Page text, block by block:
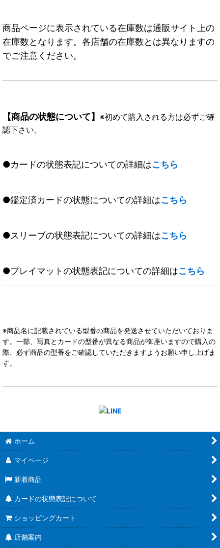
商品ページに表示されている在庫数は通販サイト上の
在庫数となります。各店舗の在庫数とは異なりますの
でご注意ください。
【商品の状態について】 ※初めて購入される方は必ずご確
認下さい。
●カードの状態表記についての詳細はこちら
●鑑定済カードの状態についての詳細はこちら
●スリーブの状態表記についての詳細はこちら
●プレイマットの状態表記についての詳細はこちら
※商品名に記載されている型番の商品を発送させていただいておりま
す。一部、写真とカードの型番が異なる商品が御座いますので購入の
際、必ず商品の型番をご確認していただきますようお願い申し上げま
す。
ホーム
マイページ
新着商品
カードの状態表記について
ショッピングカート
店舗案内